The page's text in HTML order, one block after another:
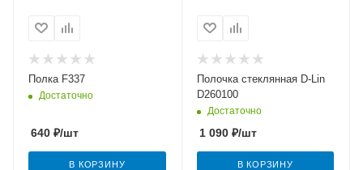
Полка F337
Достаточно
640 ₽/шт
В КОРЗИНУ
Полочка стеклянная D-Lin
D260100
Достаточно
1 090₽/шт
В КОРЗИНУ